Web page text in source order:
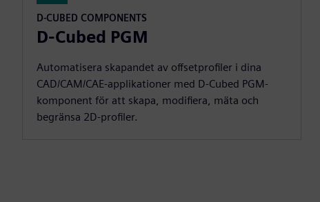
D-CUBED COMPONENTS
D-Cubed PGM
Automatisera skapandet av offsetprofiler i dina
CAD/CAM/CAE-applikationer med D-Cubed PGM-
komponent för att skapa, modifiera, mäta och
begränsa 2D-profiler.